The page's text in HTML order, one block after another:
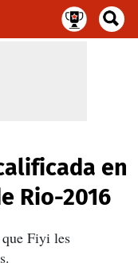
en
Rio-2016
Fiyi les